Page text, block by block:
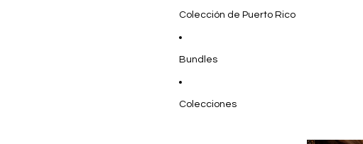
Colección de Puerto Rico
Bundles
Colecciones